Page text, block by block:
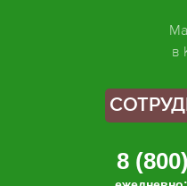
в
8